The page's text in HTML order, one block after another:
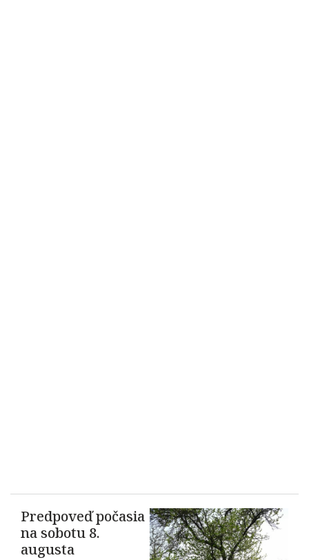
Predpoveď počasia
na sobotu 8.
augusta